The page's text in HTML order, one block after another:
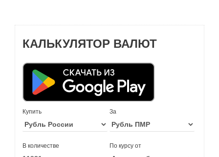
КАЛЬКУЛЯТОР ВАЛЮТ
Купить За
В количестве По курсу от